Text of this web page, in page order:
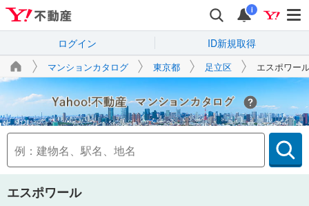
i
ログイン ID新規取得
マンションカタログ 東京都 足立区 エスポワー
Yahoo!不動産
エスポワール